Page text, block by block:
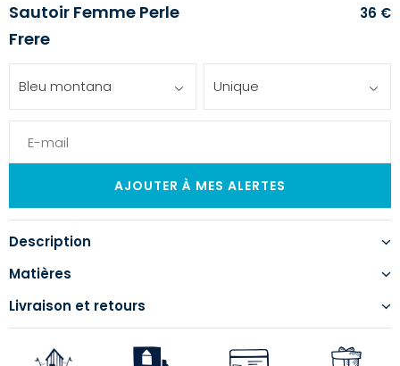
Sautoir Femme Perle
Frere
36 €
Bleu montana Unique
Description
Matières
Livraison et retours